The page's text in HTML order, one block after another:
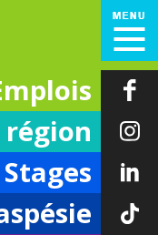
région
Stages